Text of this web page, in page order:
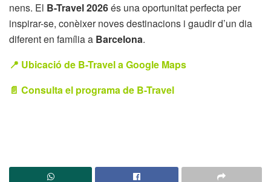
nens. El B-Travel 2026és una oportunitat perfecta per
inspirar-se, conèixer noves destinacions i gaudir d’un dia
diferent en família a Barcelona.
📍 Ubicació de B-Travel a Google Maps
📄 Consulta el programa de B-Travel